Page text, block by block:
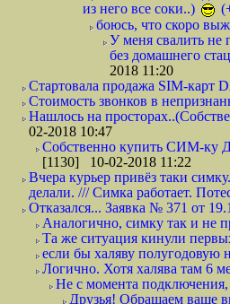
из него все соки..)
боюсь, что скоро
У меня свалить не
без домашнего
2018 11:20
Стартовала продажа SIM-карт
Стоимость звонков в
Нашлось на
02-2018 10:47
Собственно купить СИМ-ку
[1130] 10-02-2018 11:22
Вчера курьер привёз таки
делали. /// Симка работает.
Отказался... Заявка № 371 от
Аналогично, симку так и не
Та же ситуация кинули
если бы халяву
Логично. Хотя халява там 6
Не с момента подключения,
Друзья! Обращаем ваше